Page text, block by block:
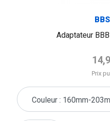
Adaptateur
Prix